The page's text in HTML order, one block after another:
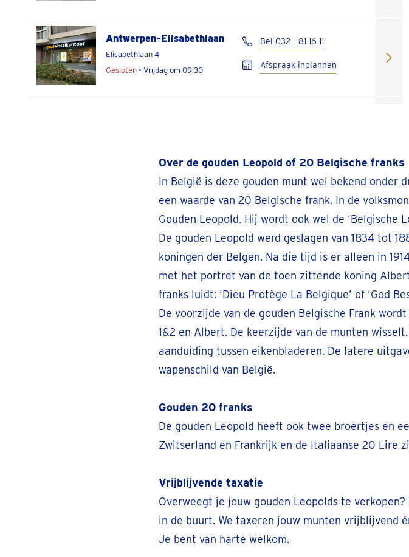
Antwerpen-Elisabethlaan
Elisabethlaan 4
Gesloten • Vrijdag om 09:30
Bel 032 - 81 16 11
Afspraak inplannen
Bel 011936526
Afspraak inplannen
Bel 033187455
Afspraak inplannen
Rode Kruislaan 46
Bel +3289391549
Hoefijzerlaan 51
Rue de Mons 4 Tegenover de metro
Bel 071 - 32 37 06
Afspraak inplannen
Over de gouden Leopold of 20 Belgische franks
In België is deze gouden munt wel bekend onder
een waarde van 20 Belgische frank. In de
Gouden Leopold. Hij wordt ook wel de ‘Belgische
De gouden Leopold werd geslagen van 1834 tot
koningen der Belgen. Na die tijd is er alleen in
met het portret van de toen zittende koning
franks luidt: ‘Dieu Protège La Belgique’ of ‘God
De voorzijde van de gouden Belgische Frank
1&2 en Albert. De keerzijde van de munten
aanduiding tussen eikenbladeren. De latere
wapenschild van België.
Gouden 20 franks
De gouden Leopold heeft ook twee broertjes en
Zwitserland en Frankrijk en de Italiaanse 20 Lire
Vrijblijvende taxatie
Overweegt je jouw gouden Leopolds te
in de buurt. We taxeren jouw munten vrijblijvend
Je bent van harte welkom.